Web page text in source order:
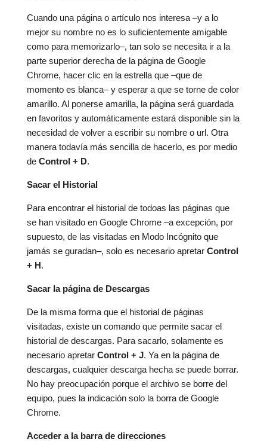
Cuando una página o artículo nos interesa –y a lo
mejor su nombre no es lo suficientemente amigable
como para memorizarlo–, tan solo se necesita ir a la
parte superior derecha de la página de Google
Chrome, hacer clic en la estrella que –que de
momento es blanca– y esperar a que se torne de color
amarillo. Al ponerse amarilla, la página será guardada
en favoritos y automáticamente estará disponible sin la
necesidad de volver a escribir su nombre o url. Otra
manera todavía más sencilla de hacerlo, es por medio
de Control + D.
Sacar el Historial
Para encontrar el historial de todoas las páginas que
se han visitado en Google Chrome –a excepción, por
supuesto, de las visitadas en Modo Incógnito que
jamás se guradan–, solo es necesario apretar Control
+ H.
Sacar la página de Descargas
De la misma forma que el historial de páginas
visitadas, existe un comando que permite sacar el
historial de descargas. Para sacarlo, solamente es
necesario apretar Control + J. Ya en la página de
descargas, cualquier descarga hecha se puede borrar.
No hay preocupación porque el archivo se borre del
equipo, pues la indicación solo la borra de Google
Chrome.
Acceder a la barra de direcciones